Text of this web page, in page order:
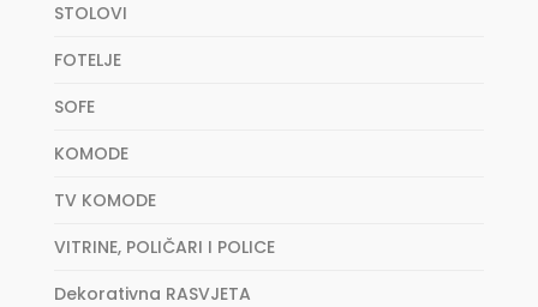
STOLOVI
FOTELJE
SOFE
KOMODE
TV KOMODE
VITRINE, POLIČARI I POLICE
Dekorativna RASVJETA